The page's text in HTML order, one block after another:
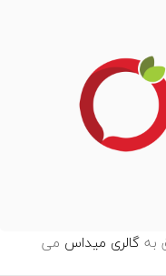
بهگالری میداس می